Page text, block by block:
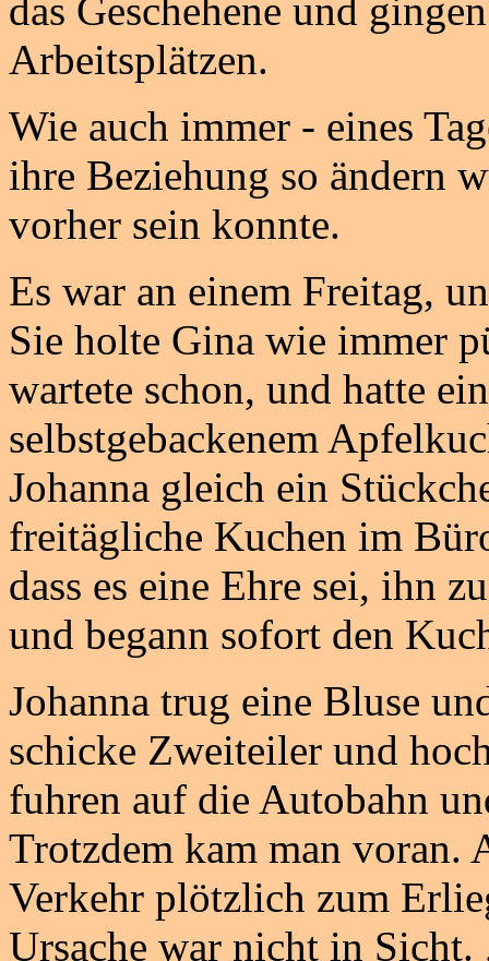
das Geschehene und
Arbeitsplätzen.
Wie auch immer - eines
ihre Beziehung so ändern
vorher sein konnte.
Es war an einem Freitag,
Sie holte Gina wie immer
wartete schon, und hatte
selbstgebackenem
Johanna gleich ein
freitägliche Kuchen im
dass es eine Ehre sei, ihn
und begann sofort den
Johanna trug eine Bluse
schicke Zweiteiler und
fuhren auf die Autobahn
Trotzdem kam man voran.
Verkehr plötzlich zum
Ursache war nicht in Sicht.